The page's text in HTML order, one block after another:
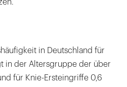
in Deutschland für
in der Altersgruppe der über
für Knie-Ersteingriffe 0,6